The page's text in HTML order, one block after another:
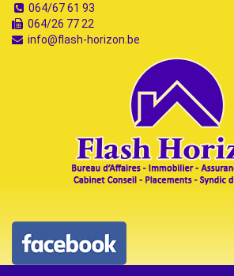
064/67 61 93
064/26 77 22
info@flash-horizon.be